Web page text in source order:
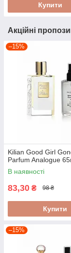
Купити
Акційні
–15%
Kilian Good Girl
Parfum Analogue
В наявності
83,30 ₴ 98 ₴
Купити
–15%